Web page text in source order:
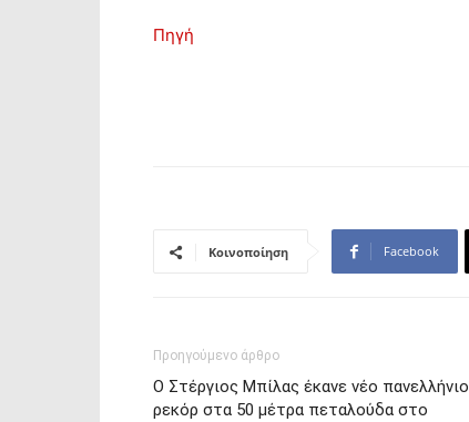
Πηγή
Κοινοποίηση Facebook
Προηγούμενο άρθρο
Ο Στέργιος Μπίλας έκανε νέο πανελλήνιο
ρεκόρ στα 50 μέτρα πεταλούδα στο